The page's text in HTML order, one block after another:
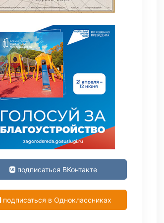
подписаться ВКонтакте
подписаться в Одноклассниках